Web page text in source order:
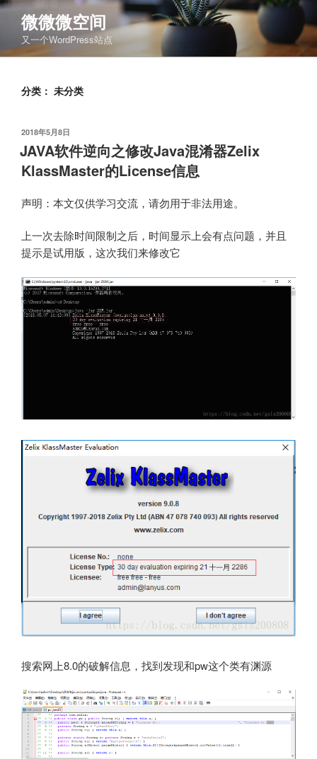
跳
容
微微微空间
又一个WordPress站点
分类： 未分类
发
布
于
2018年5月8日
JAVA软件逆向之修改Java混淆器Zelix
KlassMaster的License信息
声明：本文仅供学习交流，请勿用于非法用途。
上一次去除时间限制之后，时间显示上会有点问题，并且
提示是试用版，这次我们来修改它
搜索网上8.0的破解信息，找到发现和pw这个类有渊源